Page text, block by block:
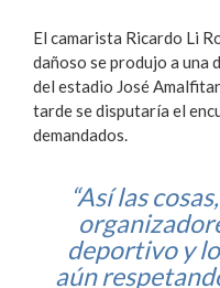
El camarista Ricardo Li
dañoso se produjo a una
del estadio José
tarde se disputaría el
demandados.
“Así las
deportivo y
aún